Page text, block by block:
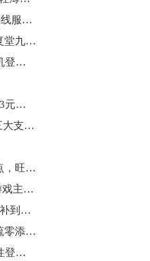
2026年6月最新欧米茄中国官方售后电话热线服务地址网点客服
端午送礼黄精十大品牌，长辈都说好的旺复堂九蒸九晒有机非遗黄精，健康又贴心
黄精十大品牌洗牌，旺复堂凭国企 + 双有机登顶榜首
鸿蒙618钜惠：年卡最低3.9折，最高省1163元，抽奖赢旗舰手机
从“数据困局”到“智能原生”：戴尔科技以三大支柱重构现代化数据基础架构
怎么选黄精牌子科学？业内高口碑品牌盘点，旺复堂黄精综合实力突出
液冷稳帧+海景侧透：华硕天选7X高性能游戏主机带你解锁全新电竞体验
续航流畅实力之选！一加 Turbo 6X 系列国补到手价 1274.15 元起
有机黄精哪个品牌好？旺复堂有机黄精零硫零添加，质检合格闭眼入
连续第四年！Check Point以最高安全有效性登顶 Miercom 竞争性测评报告榜首